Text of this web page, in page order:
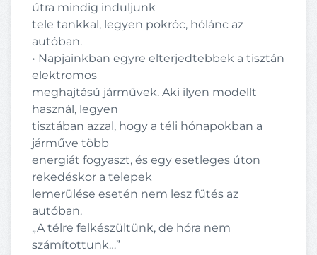
útra mindig induljunk
tele tankkal, legyen pokróc, hólánc az
autóban.
• Napjainkban egyre elterjedtebbek a tisztán
elektromos
meghajtású járművek. Aki ilyen modellt
használ, legyen
tisztában azzal, hogy a téli hónapokban a
járműve több
energiát fogyaszt, és egy esetleges úton
rekedéskor a telepek
lemerülése esetén nem lesz fűtés az
autóban.
„A télre felkészültünk, de hóra nem
számítottunk…”